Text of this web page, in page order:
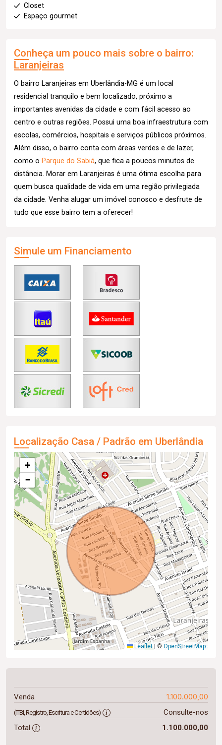
Closet
Espaço gourmet
Conheça um pouco mais sobre o bairro:
Laranjeiras
O bairro Laranjeiras em Uberlândia-MG é um local
residencial tranquilo e bem localizado, próximo a
importantes avenidas da cidade e com fácil acesso ao
centro e outras regiões. Possui uma boa infraestrutura com
escolas, comércios, hospitais e serviços públicos próximos.
Além disso, o bairro conta com áreas verdes e de lazer,
como o Parque do Sabiá, que fica a poucos minutos de
distância. Morar em Laranjeiras é uma ótima escolha para
quem busca qualidade de vida em uma região privilegiada
da cidade. Venha alugar um imóvel conosco e desfrute de
tudo que esse bairro tem a oferecer!
Simule um Financiamento
Localização Casa / Padrão em Uberlândia
+
−
Leaflet © OpenStreetMap
Venda 1.100.000,00
(ITBI, Registro, Escritura e Certidões)
Consulte-nos
Total
1.100.000,00